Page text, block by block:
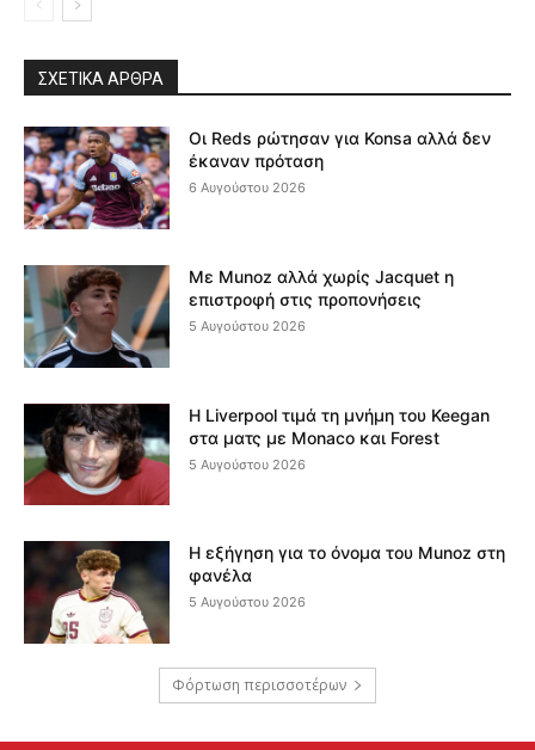
ΣΧΕΤΙΚΆ ΆΡΘΡΑ
Οι Reds ρώτησαν για Konsa αλλά δεν
έκαναν πρόταση
6 Αυγούστου 2026
Με Munoz αλλά χωρίς Jacquet η
επιστροφή στις προπονήσεις
5 Αυγούστου 2026
Η Liverpool τιμά τη μνήμη του Keegan
στα ματς με Monaco και Forest
5 Αυγούστου 2026
Η εξήγηση για το όνομα του Munoz στη
φανέλα
5 Αυγούστου 2026
Φόρτωση περισσοτέρων